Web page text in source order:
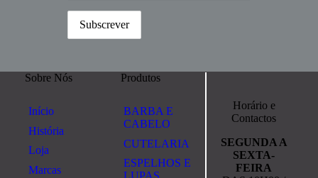
Sobre Nós
Início
História
Loja
Marcas
Produtos
BARBA E
CABELO
CUTELARIA
ESPELHOS E
Horário e
Contactos
SEGUNDA A
SEXTA-
FEIRA